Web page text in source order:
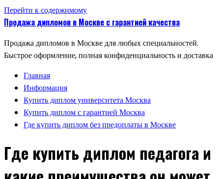
Перейти к содержимому
Продажа дипломов в Москве с гарантией качества
Продажа дипломов в Москве для любых специальностей.
Быстрое оформление, полная конфиденциальность и доставка
Главная
Информация
Купить диплом университета Москва
Купить диплом с гарантией Москва
Где купить диплом без предоплаты в Москве
Где купить диплом педагога и